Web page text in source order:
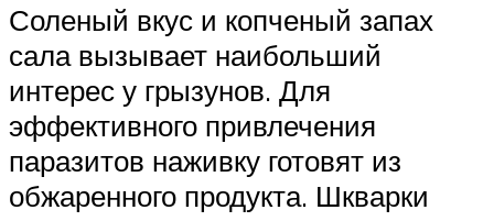
Соленый вкус и копченый запах
сала вызывает наибольший
интерес у грызунов. Для
эффективного привлечения
паразитов наживку готовят из
обжаренного продукта. Шкварки